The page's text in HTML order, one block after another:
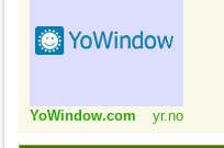
YoWindow.com yr.no